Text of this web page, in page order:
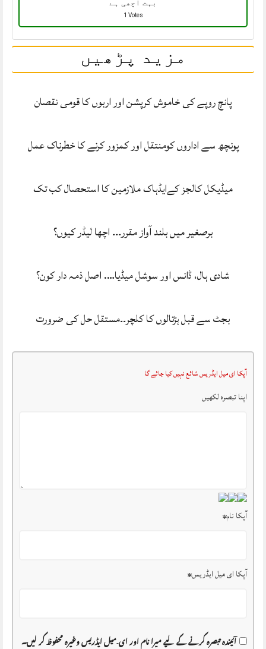
بہت اچھی ہے
1 Votes
مزید پڑھیں
پانچ روپے کی خاموش کرپشن اور اربوں کا قومی نقصان
پونچھ سے اداروں کومنتقل اور کمزور کرنے کا خطرناک عمل
میڈیکل کالجز کےایڈہاک ملازمین کا استحصال کب تک
برصغیر میں بلند آواز مقرر۔۔۔ اچھا لیڈر کیوں؟
شادی ہال، ڈانس اور سوشل میڈیا…. اصل ذمہ دار کون؟
بجٹ سے قبل ہڑتالوں کا کلچر۔۔مستقل حل کی ضرورت
آپکا ای میل ایڈریس شائع نہیں کیا جائے گا
اپنا تبصرہ لکھیں
آپکا نام*
آپکا ای میل ایڈریس*
آئیندہ تبصرہ کرنے کے لیے میرا نام اور ای-میل ایڈریس وغیرہ محفوظ کر لیں۔